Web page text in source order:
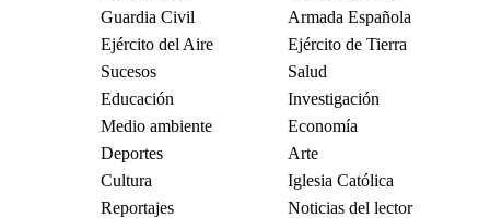
Guardia Civil
Armada Española
Ejército del Aire
Ejército de Tierra
Sucesos
Salud
Educación
Investigación
Medio ambiente
Economía
Deportes
Arte
Cultura
Iglesia Católica
Reportajes
Noticias del lector